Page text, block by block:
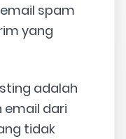
spam
yang
adalah
email dari
tidak